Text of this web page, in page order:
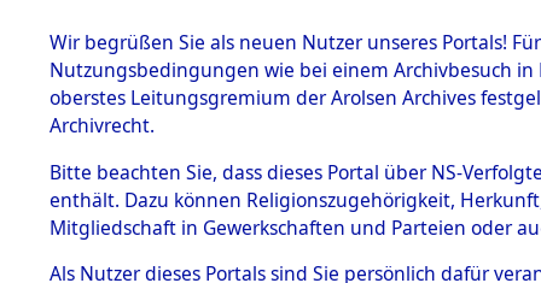
BESTÄNDE
1.
mente
Wir begrüßen Sie als neuen Nutzer unseres Portals!
Nutzungsbedingungen wie bei einem Archivbesuch
oberstes Leitungsgremium der Arolsen Archives
Archivrecht.
Bitte beachten Sie, dass dieses Portal über NS-
enthält. Dazu können Religionszugehörigkeit,
Mitgliedschaft in Gewerkschaften und Parteien oder
Als Nutzer dieses Portals sind Sie persönlich dafür